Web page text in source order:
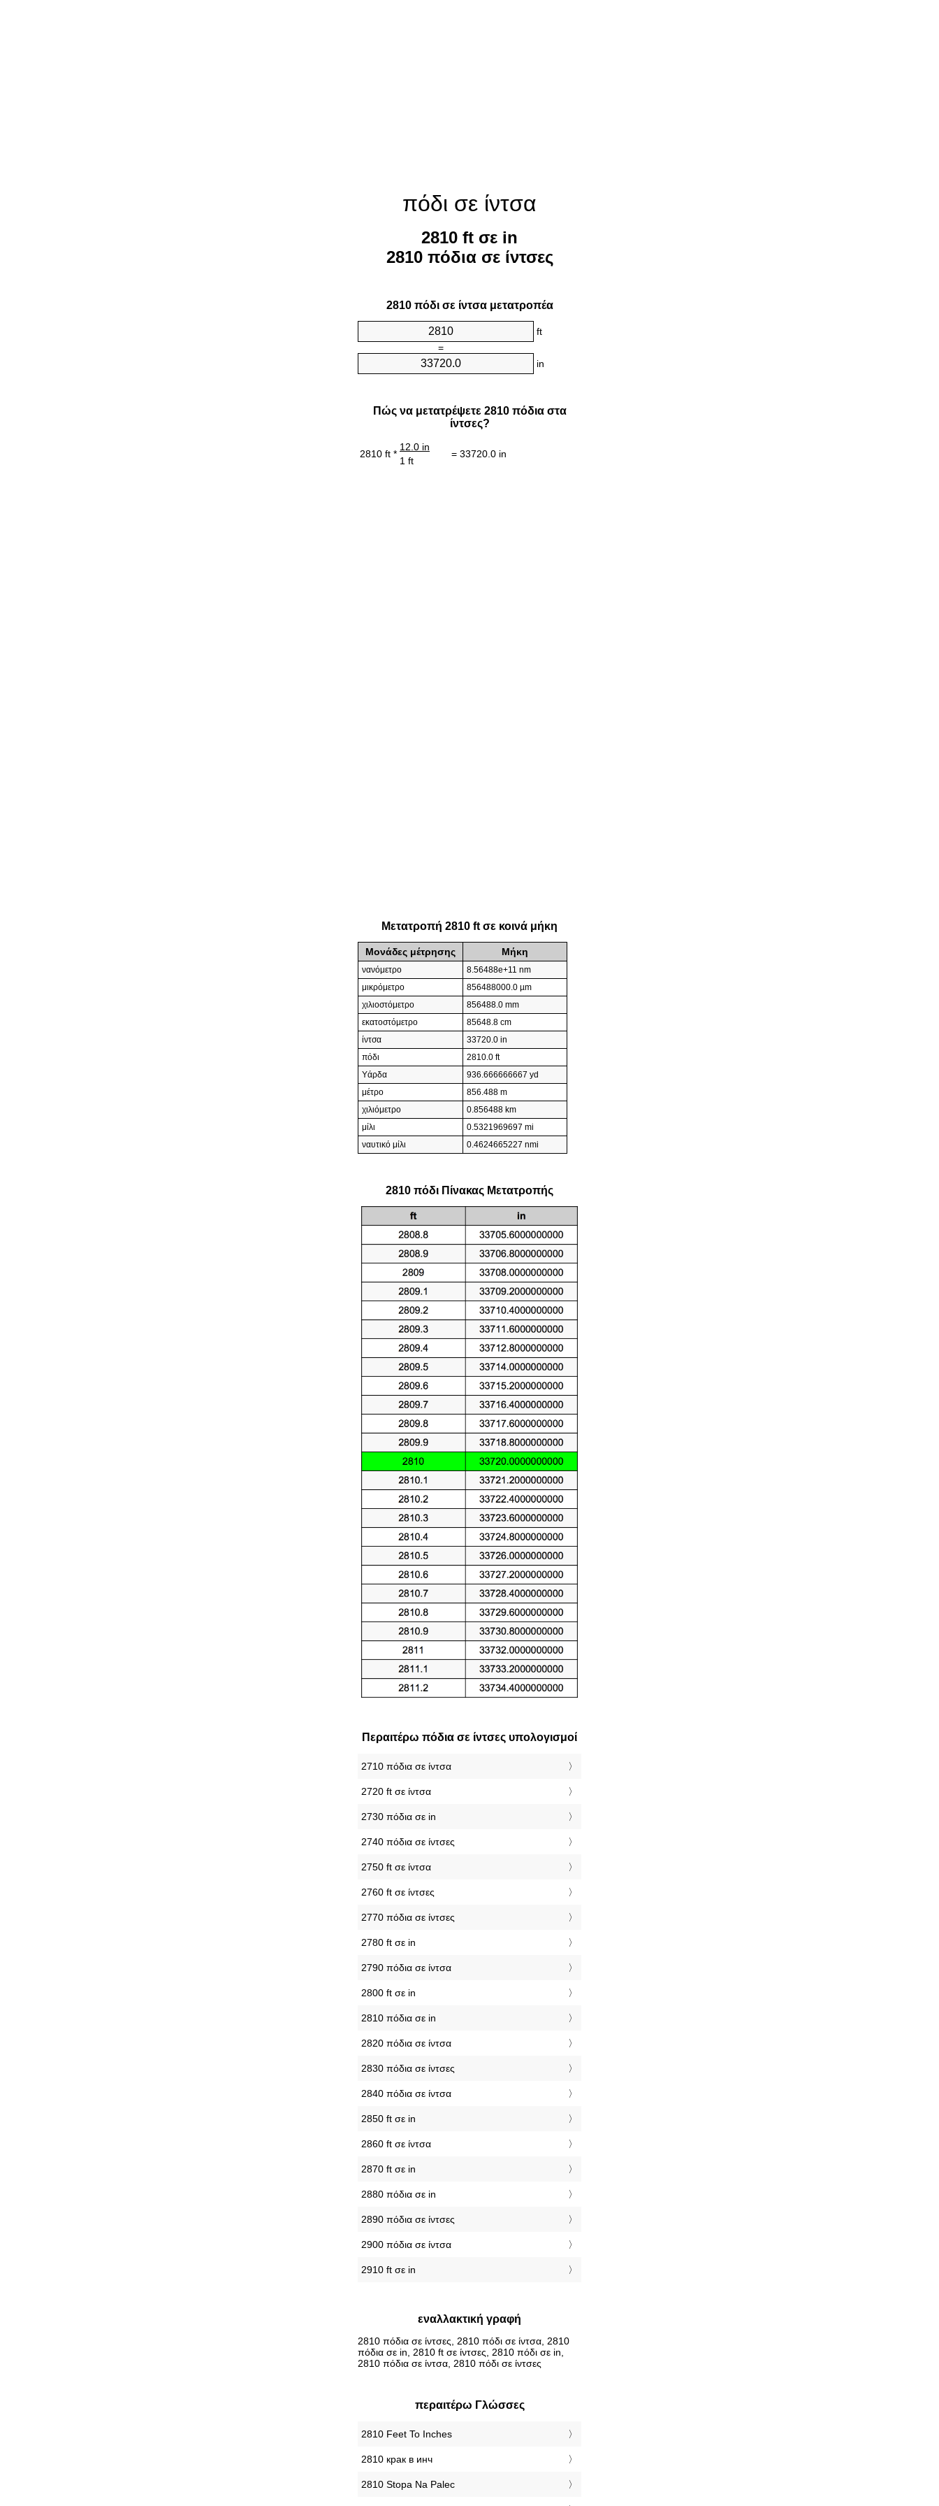
πόδι σε ίντσα
2810 ft σε in
2810 πόδια σε ίντσες
2810 πόδι σε ίντσα μετατροπέα
ft
=
in
Πώς να μετατρέψετε 2810 πόδια στα
ίντσες?
2810 ft *
12.0 in
= 33720.0 in
1 ft
Μετατροπή 2810 ft σε κοινά μήκη
Μονάδες μέτρησης Μήκη
νανόμετρο
8.56488e+11 nm
μικρόμετρο
856488000.0 µm
χιλιοστόμετρο
856488.0 mm
εκατοστόμετρο
85648.8 cm
ίντσα
33720.0 in
πόδι
2810.0 ft
Υάρδα
936.666666667 yd
μέτρο
856.488 m
χιλιόμετρο
0.856488 km
μίλι
0.5321969697 mi
ναυτικό μίλι
0.4624665227 nmi
2810 πόδι Πίνακας Μετατροπής
Περαιτέρω πόδια σε ίντσες υπολογισμοί
2710 πόδια σε ίντσα
2720 ft σε ίντσα
2730 πόδια σε in
2740 πόδια σε ίντσες
2750 ft σε ίντσα
2760 ft σε ίντσες
2770 πόδια σε ίντσες
2780 ft σε in
2790 πόδια σε ίντσα
2800 ft σε in
2810 πόδια σε in
2820 πόδια σε ίντσα
2830 πόδια σε ίντσες
2840 πόδια σε ίντσα
2850 ft σε in
2860 ft σε ίντσα
2870 ft σε in
2880 πόδια σε in
2890 πόδια σε ίντσες
2900 πόδια σε ίντσα
2910 ft σε in
εναλλακτική γραφή
2810 πόδια σε ίντσες, 2810 πόδι σε ίντσα, 2810
πόδια σε in, 2810 ft σε ίντσες, 2810 πόδι σε in,
2810 πόδια σε ίντσα, 2810 πόδι σε ίντσες
περαιτέρω Γλώσσες
‎2810 Feet To Inches
‎2810 крак в инч
‎2810 Stopa Na Palec